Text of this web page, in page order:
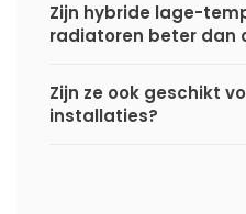
Zijn hybride lage-
radiatoren beter dan
Zijn ze ook geschikt
installaties?